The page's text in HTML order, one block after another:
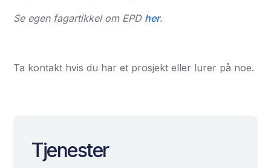
Tjenester
Se egen fagartikkel om EPD her.
Ta kontakt hvis du har et prosjekt eller lurer på noe.